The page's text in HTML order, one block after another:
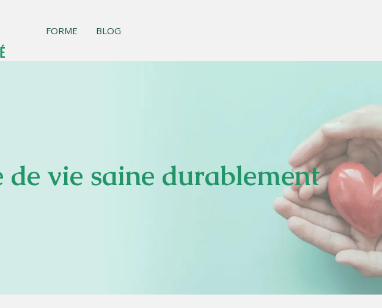
FORME BLOG
vie saine durablement